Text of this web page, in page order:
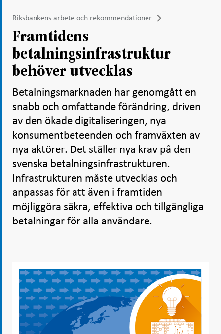
Riksbankens arbete och rekommendationer
Framtidens
betalningsinfrastruktur
behöver utvecklas
Betalningsmarknaden har genomgått en
snabb och omfattande förändring, driven
av den ökade digitaliseringen, nya
konsumentbeteenden och framväxten av
nya aktörer. Det ställer nya krav på den
svenska betalningsinfrastrukturen.
Infrastrukturen måste utvecklas och
anpassas för att även i framtiden
möjliggöra säkra, effektiva och tillgängliga
betalningar för alla användare.